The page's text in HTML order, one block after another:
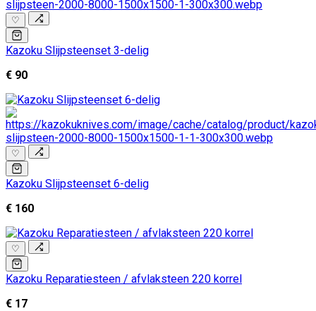
♡
Kazoku Slijpsteenset 3-delig
€ 90
♡
Kazoku Slijpsteenset 6-delig
€ 160
♡
Kazoku Reparatiesteen / afvlaksteen 220 korrel
€ 17